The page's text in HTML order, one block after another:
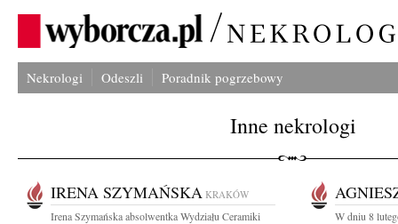
Nekrologi Odeszli Poradnik pogrzebowy
Inne nekrologi
IRENA SZYMAŃSKA KRAKÓW
Irena Szymańska absolwentka Wydziału Ceramiki
W dniu 8